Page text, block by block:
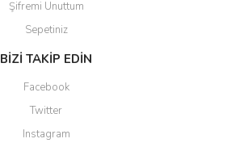
Şifremi Unuttum
Sepetiniz
BİZİ TAKİP EDİN
Facebook
Twitter
Instagram